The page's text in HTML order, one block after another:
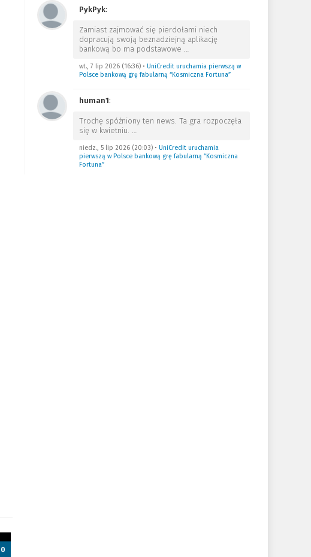
0
PykPyk:
Zamiast zajmować się pierdołami niech
dopracują swoją beznadziejną aplikację
bankową bo ma podstawowe …
wt., 7 lip 2026 (16:36)• UniCredit uruchamia pierwszą w
Polsce bankową grę fabularną “Kosmiczna Fortuna”
human1:
Trochę spóźniony ten news. Ta gra rozpoczęła
się w kwietniu. …
niedz., 5 lip 2026 (20:03)• UniCredit uruchamia
pierwszą w Polsce bankową grę fabularną “Kosmiczna
Fortuna”